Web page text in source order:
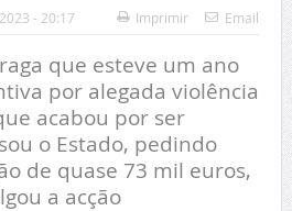
- 20:17 Imprimir Email
que esteve um ano
por alegada violência
acabou por ser
o Estado, pedindo
de quase 73 mil euros,
a acção